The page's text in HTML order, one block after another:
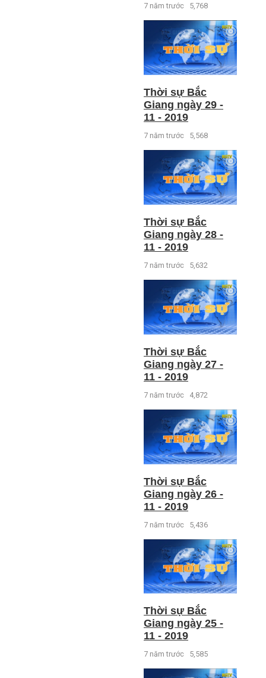
7 năm trước 5,768
Thời sự Bắc
Giang ngày 29 -
11 - 2019
7 năm trước 5,568
Thời sự Bắc
Giang ngày 28 -
11 - 2019
7 năm trước 5,632
Thời sự Bắc
Giang ngày 27 -
11 - 2019
7 năm trước 4,872
Thời sự Bắc
Giang ngày 26 -
11 - 2019
7 năm trước 5,436
Thời sự Bắc
Giang ngày 25 -
11 - 2019
7 năm trước 5,585